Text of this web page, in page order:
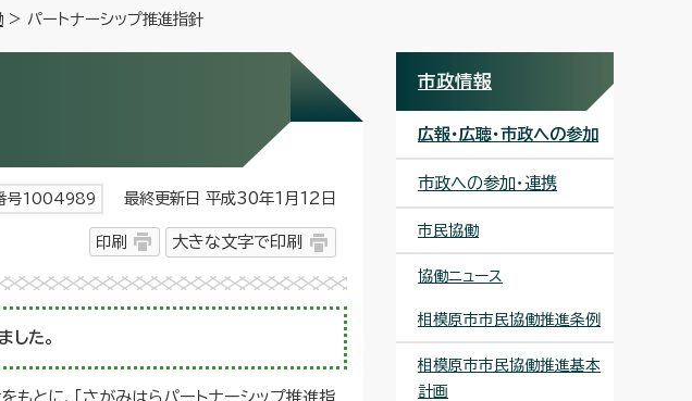
> パートナーシップ推進指針
号1004989 最終更新日 平成30年1月12日
印刷 大きな文字で印刷
した。
とに、「さがみはらパートナーシップ推進指
市政情報
広報・広聴・市政への参加
市政への参加・連携
市民協働
協働ニュース
相模原市市民協働推進条例
相模原市市民協働推進基本
計画